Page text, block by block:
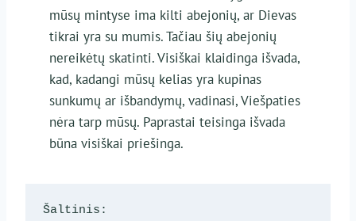
mūsų mintyse ima kilti abejonių, ar Dievas
tikrai yra su mumis. Tačiau šių abejonių
nereikėtų skatinti. Visiškai klaidinga išvada,
kad, kadangi mūsų kelias yra kupinas
sunkumų ar išbandymų, vadinasi, Viešpaties
nėra tarp mūsų. Paprastai teisinga išvada
būna visiškai priešinga.